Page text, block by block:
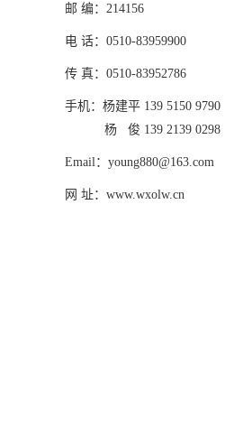
邮 编：214156
电 话：0510-83959900
传 真：0510-83952786
手机：杨建平 139 5150 9790
杨 俊 139 2139 0298
Email：young880@163.com
网 址：www.wxolw.cn